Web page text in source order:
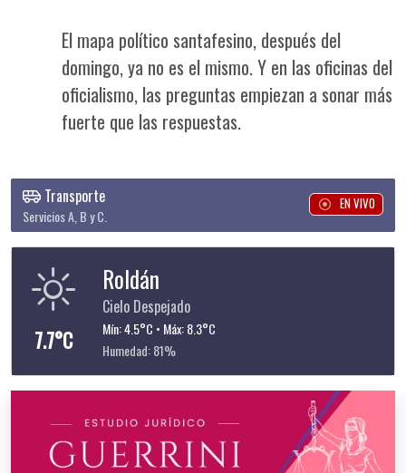
El mapa político santafesino, después del
domingo, ya no es el mismo. Y en las oficinas del
oficialismo, las preguntas empiezan a sonar más
fuerte que las respuestas.
Transporte
Servicios A, B y C.
EN VIVO
7.7°C
Roldán
Cielo Despejado
Mín: 4.5°C • Máx: 8.3°C
Humedad: 81%